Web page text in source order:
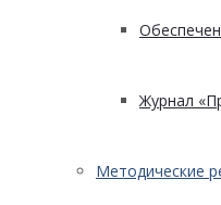
Журнал
Методические